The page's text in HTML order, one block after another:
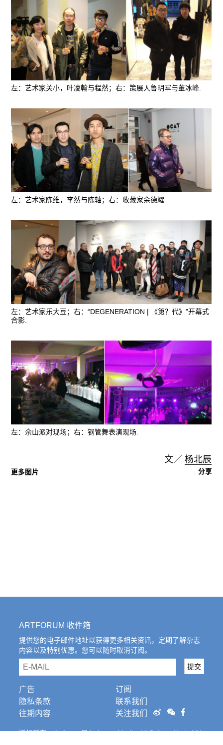
左：艺术家关小，叶凌翰与程然；右：策展人鲁明军与董冰峰.
左：艺术家陈维，李然与陈轴；右：收藏家余德耀.
左：艺术家乐大豆；右：“DEGENERATION | 《第？代》”开幕式
合影.
左：佘山派对现场；右：钢管舞表演现场.
文／ 杨北辰
更多图片 分享
ARTFORUM 收件箱
提供您的电子邮件地址以获得更多相关资讯，定期了解杂志
内容以及特别优惠。您可以随时取消订阅。
email 提交
广告
隐私条款
往期内容
订阅
联系我们
关注我们
版权所有。Artforum是Artforum Media, LLC, New York, NY